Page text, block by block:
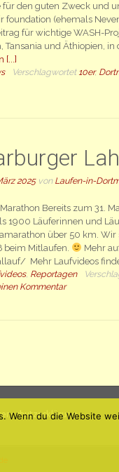
für den guten Zweck und
foundation (ehemals
für wichtige WASH-
Tansania und Äthiopien,
[...]
Verschlagwortet 10er,
2025von Laufen-in-
Marathon Bereits zum 31.
1900 Läuferinnen und
über 50 km.
beim Mitlaufen.
Mehr
Mehr Laufvideos
, Reportagen
Kommentar
Wenn du die Website